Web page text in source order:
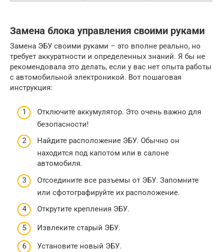
Замена блока управления своими руками
Замена ЭБУ своими руками – это вполне реально, но
требует аккуратности и определенных знаний. Я бы не
рекомендовала это делать, если у вас нет опыта работы
с автомобильной электроникой. Вот пошаговая
инструкция:
Отключите аккумулятор. Это очень важно для
безопасности!
Найдите расположение ЭБУ. Обычно он
находится под капотом или в салоне
автомобиля.
Отсоедините все разъемы от ЭБУ. Запомните
или сфотографируйте их расположение.
Открутите крепления ЭБУ.
Извлеките старый ЭБУ.
Установите новый ЭБУ.